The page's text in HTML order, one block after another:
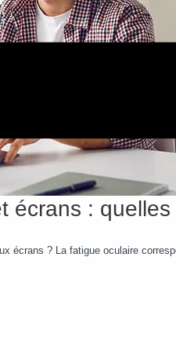
écrans :
écrans ? La fatigue oculaire